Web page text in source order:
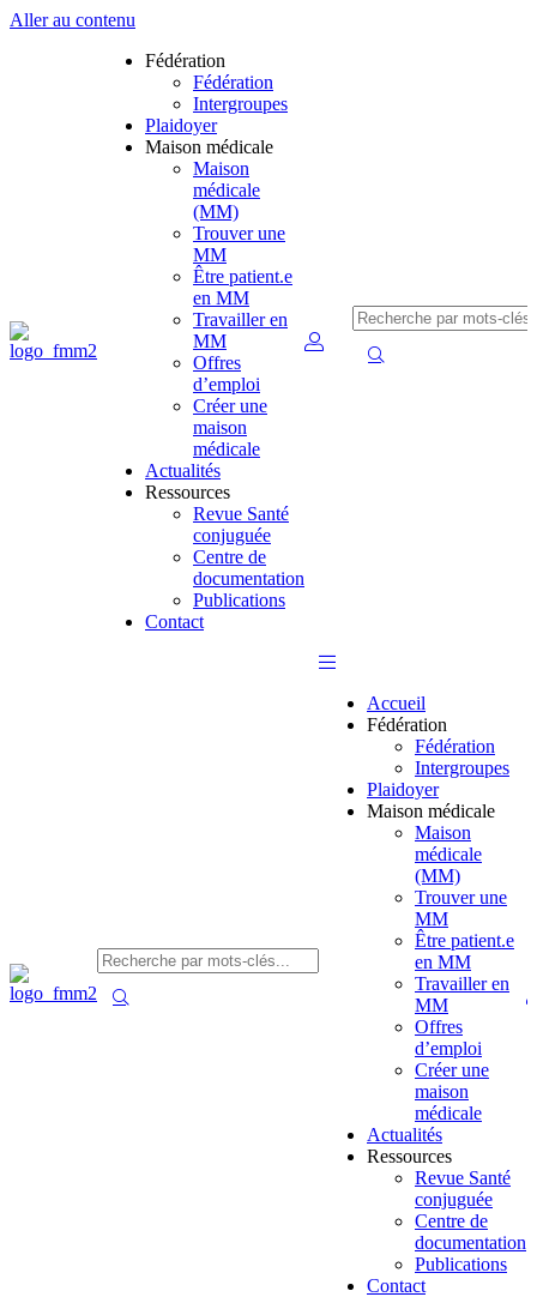
Aller au contenu
Fédération
Fédération
Intergroupes
Plaidoyer
Maison médicale
Maison
médicale
(MM)
Trouver une
MM
Être patient.e
en MM
Travailler en
MM
Offres
d’emploi
Créer une
maison
médicale
Actualités
Ressources
Revue Santé
conjuguée
Centre de
documentation
Publications
Contact
Accueil
Fédération
Fédération
Intergroupes
Plaidoyer
Maison médicale
Maison
médicale
(MM)
Trouver une
MM
Être patient.e
en MM
Travailler en
MM
Offres
d’emploi
Créer une
maison
médicale
Actualités
Ressources
Revue Santé
conjuguée
Centre de
documentation
Publications
Contact